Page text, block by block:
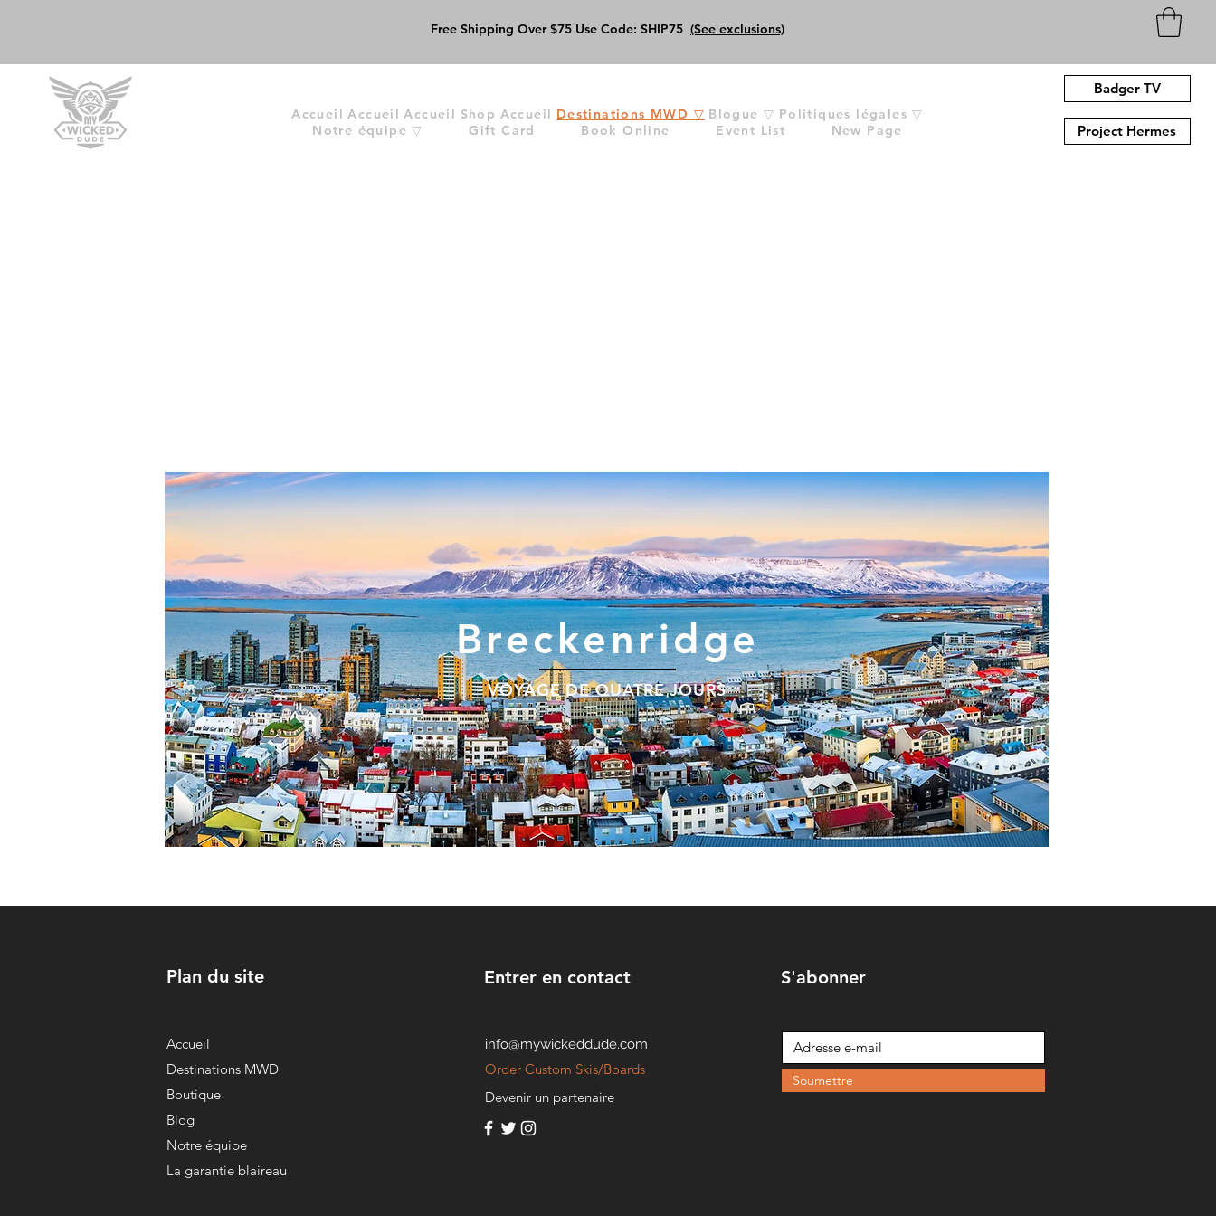
Accueil Accueil Accueil Shop Accueil Destinations MWD ▽ Blogue ▽ Politiques légales ▽
Notre équipe ▽
Gift Card Book Online Event List New Page
Badger TV
Project Hermes
Free Shipping Over $75 Use Code: SHIP75 (See exclusions)
Breckenridge
VOYAGE DE QUATRE JOURS
Plan du site
Accueil
Destinations MWD
Boutique
Blog
Notre équipe
La garantie blaireau
Entrer en contact
info@mywickeddude.com
Devenir un partenaire
S'abonner
Soumettre
Order Custom Skis/Boards